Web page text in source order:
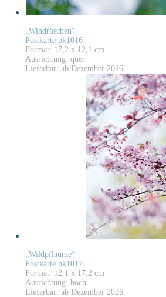
„Windröschen“
Postkarte pk1016
Format: 17,2 x 12,1 cm
Ausrichtung: quer
Lieferbar: ab Dezember 2026
„Wildpflaume“
Postkarte pk1017
Format: 12,1 x 17,2 cm
Ausrichtung: hoch
Lieferbar: ab Dezember 2026